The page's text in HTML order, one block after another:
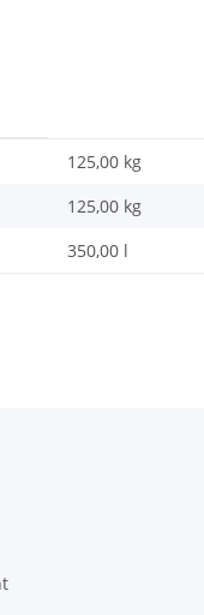
125,00 kg
125,00 kg
350,00 l